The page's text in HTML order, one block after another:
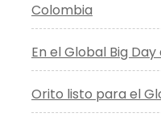
Colombia
En el Global Big
Orito listo para el